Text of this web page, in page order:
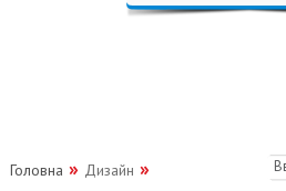
Головна Дизайн